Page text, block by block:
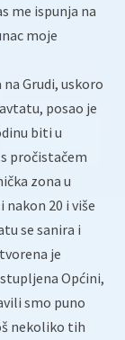
me ispunja na
moje
Grudi, uskoro
posao je
biti u
pročistačem
zona u
20 i više
se sanira i
je
Općini,
smo puno
nekoliko tih